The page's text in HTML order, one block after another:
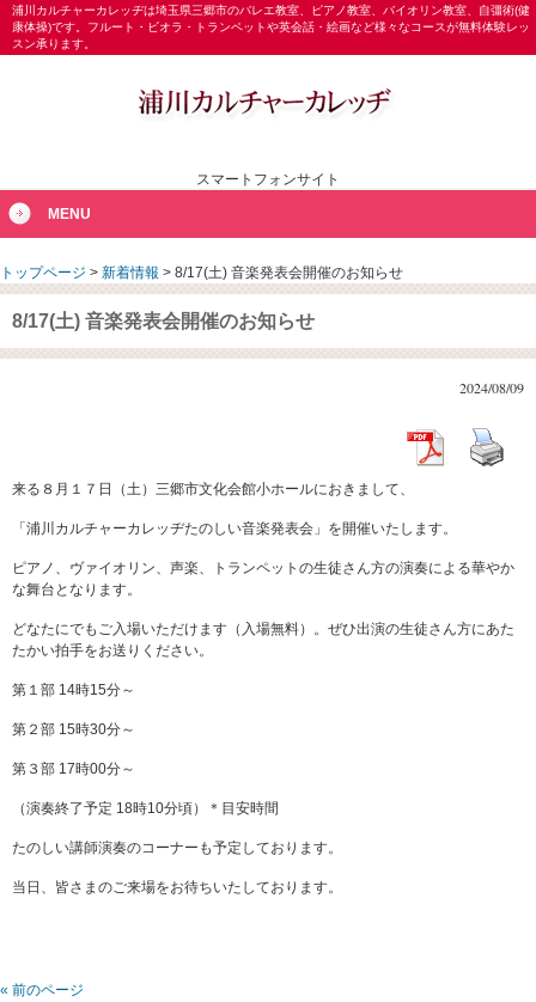
浦川カルチャーカレッヂは埼玉県三郷市のバレエ教室、ピアノ教室、バイオリン教室、自彊術(健
康体操)です。フルート・ビオラ・トランペットや英会話・絵画など様々なコースが無料体験レッ
スン承ります。
スマートフォンサイト
MENU
トップページ > 新着情報 > 8/17(土) 音楽発表会開催のお知らせ
8/17(土) 音楽発表会開催のお知らせ
2024/08/09
来る８月１７日（土）三郷市文化会館小ホールにおきまして、
「浦川カルチャーカレッヂたのしい音楽発表会」を開催いたします。
ピアノ、ヴァイオリン、声楽、トランペットの生徒さん方の演奏による華やか
な舞台となります。
どなたにでもご入場いただけます（入場無料）。ぜひ出演の生徒さん方にあた
たかい拍手をお送りください。
第１部 14時15分～
第２部 15時30分～
第３部 17時00分～
（演奏終了予定 18時10分頃）＊目安時間
たのしい講師演奏のコーナーも予定しております。
当日、皆さまのご来場をお待ちいたしております。
« 前のページ